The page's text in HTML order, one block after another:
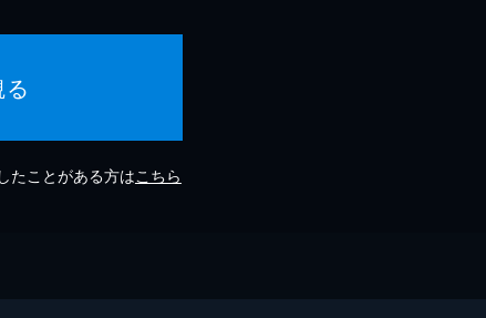
たことがある方はこちら